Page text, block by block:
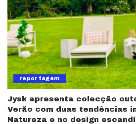
reportagem
Jysk apresenta colecção
Verão com duas tendências
Natureza e no design